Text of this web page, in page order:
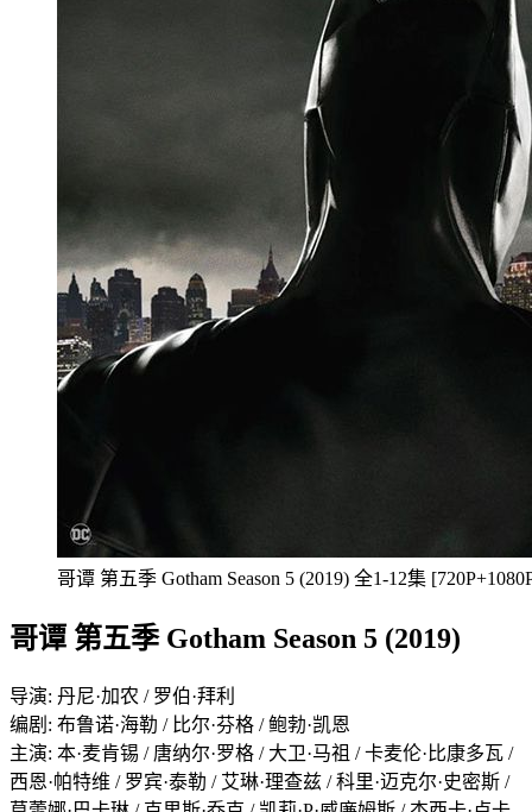
哥谭 第五季 Gotham Season 5 (2019) 全1-12集
哥谭 第五季 Gotham Season 5 (2019)
导演: 丹尼·加农 / 罗伯·拜利
编剧: 布鲁诺·海勒 / 比尔·芬格 / 鲍勃·凯恩
主演: 本·麦肯锡 / 唐纳尔·罗格 / 大卫·马祖 / 卡麦伦·比康多瓦 /
西恩·帕特维 / 罗宾·泰勒 / 艾琳·理查兹 / 科里·迈克尔·史密斯 /